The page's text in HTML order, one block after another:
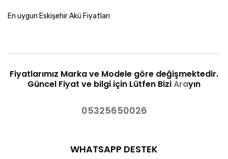
En uygun Eskişehir Akü Fiyatları
Fiyatlarımız Marka ve Modele göre değişmektedir.
Güncel Fiyat ve bilgi için Lütfen BiziArayın
05325650026
WHATSAPP DESTEK